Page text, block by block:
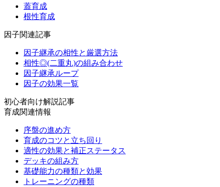
蓋育成
根性育成
因子関連記事
因子継承の相性と厳選方法
相性◎(二重丸)の組み合わせ
因子継承ループ
因子の効果一覧
初心者向け解説記事
育成関連情報
序盤の進め方
育成のコツと立ち回り
適性の効果と補正ステータス
デッキの組み方
基礎能力の種類と効果
トレーニングの種類